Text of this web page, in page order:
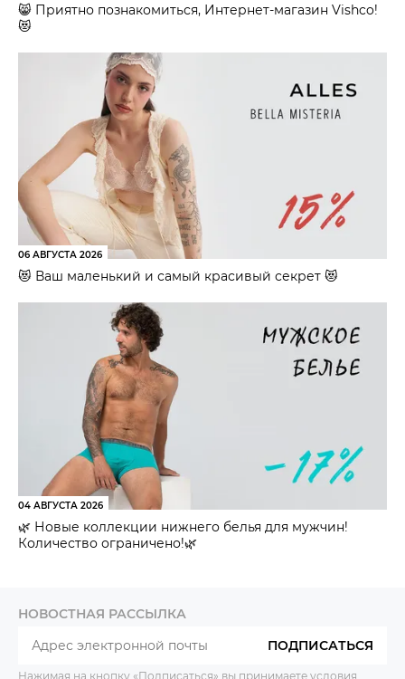
😸 Приятно познакомиться, Интернет-магазин Vishco!
😻
06 АВГУСТА 2026
😻 Ваш маленький и самый красивый секрет 😻
04 АВГУСТА 2026
🌿 Новые коллекции нижнего белья для мужчин!
Количество ограничено!🌿
НОВОСТНАЯ РАССЫЛКА
ПОДПИСАТЬСЯ
Нажимая на кнопку «Подписаться» вы принимаете условия